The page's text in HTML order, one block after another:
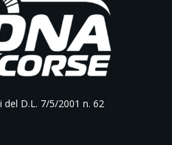
del D.L. 7/5/2001 n. 62